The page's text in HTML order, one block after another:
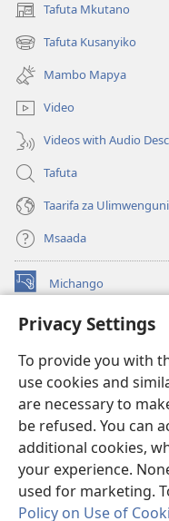
Privacy Settings
To provide you with
use cookies and
are necessary to
be refused. You can
additional cookies,
your experience.
used for marketing.
Policy on Use of
Tafuta Mkutano
(opens
new
window)
Tafuta Kusanyiko
(opens
new
window)
Mambo Mapya
Video
Videos with Audio
Tafuta
Taarifa za
Msaada
Michango
(opens
window)Watchtower
new
window)JW Hub ®
(opens
new
window)
®
Watchtower Library